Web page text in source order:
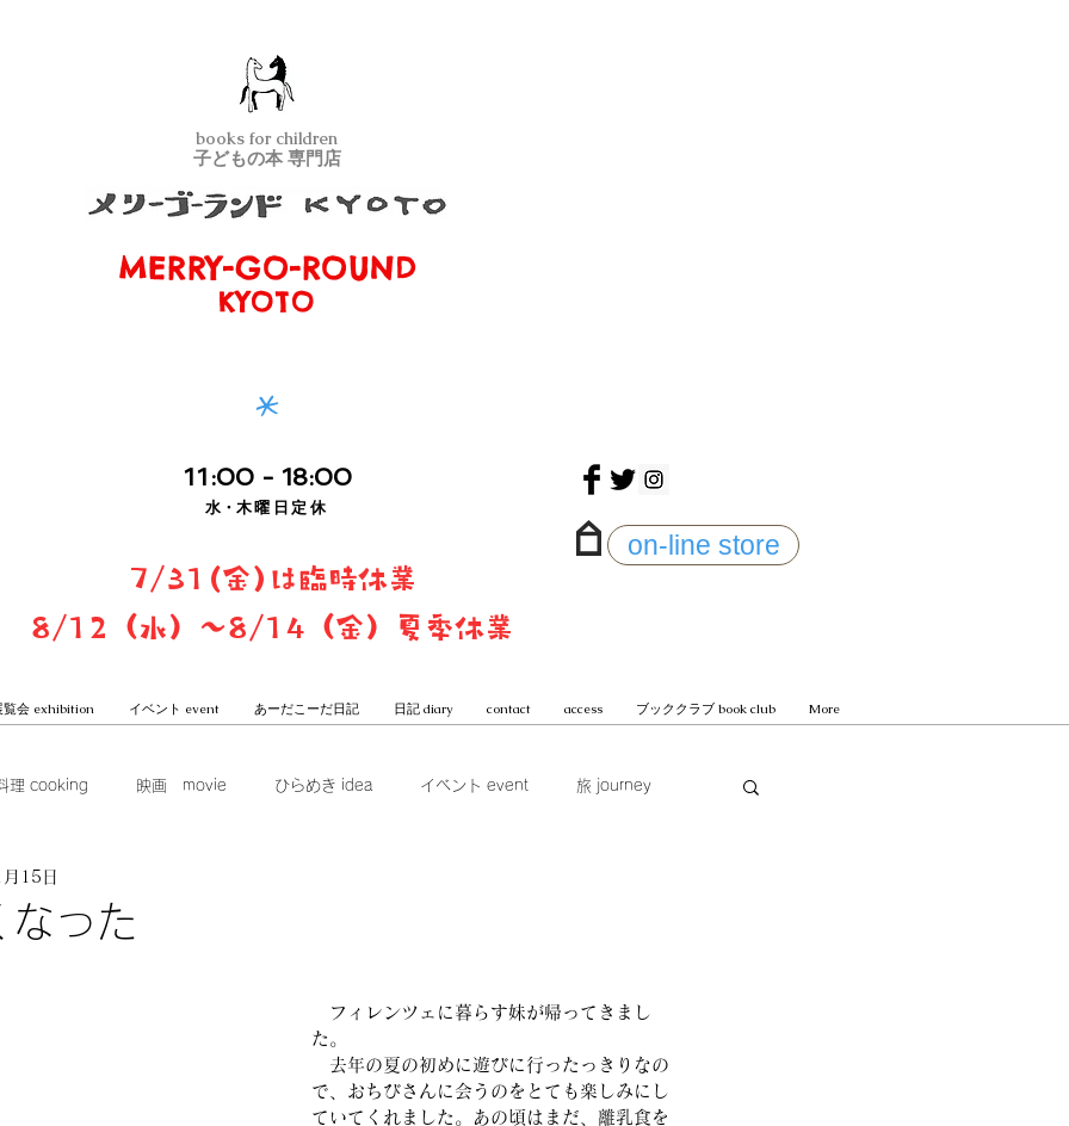
子どもの本 専門店
books for children
メリーゴーランド京都
MERRY-GO-ROUND
KYOTO
*
11 :00 - 18:00
水・ 木曜日定休
on-line store
7/31(金)は臨時休業
8/12（水）〜8/14（金）夏季休業
覧会 exhibition イベント event あーだこーだ日記 日記 diary contact access ブッククラブ book club More
理 cooking 映画 movie ひらめき idea イベント event 旅 journey
book club
なった
15日
フィレンツェに暮らす妹が帰ってきまし
た。
去年の夏の初めに遊びに行ったっきりなの
で、おちびさんに会うのをとても楽しみにし
ていてくれました。あの頃はまだ、離乳食を